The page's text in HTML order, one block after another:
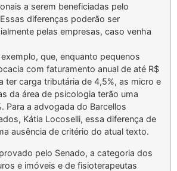
a serem beneficiadas pelo
diferenças poderão ser
pelas empresas, caso venha
que, enquanto pequenos
com faturamento anual de até R$
ter carga tributária de 4,5%, as micro e
da área de psicologia terão uma
Para a advogada do Barcellos
Kátia Locoselli, essa diferença de
ausência de critério do atual texto.
pelo Senado, a categoria dos
e imóveis e de fisioterapeutas